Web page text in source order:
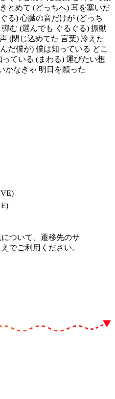
とめて (どっちへ) 耳を塞いだ
る) 心臓の音だけが (どっち
む (選んでも ぐるぐる) 振動
(閉じ込めてた 言葉) 冷えた
だ僕が) 僕は知っている どこ
ている (まわる) 運びたい想
かなきゃ 明日を願った
ついて、遷移先のサ
でご利用ください。